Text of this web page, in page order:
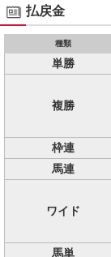
払戻金
種類
単勝
複勝
枠連
馬連
ワイド
馬単